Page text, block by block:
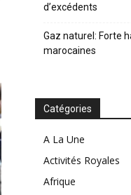
d’excédents
Gaz naturel: Forte
marocaines
Catégories
A La Une
Activités Royales
Afrique